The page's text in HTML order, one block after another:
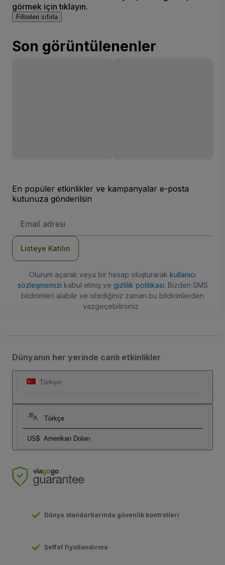
görmek için tıklayın.
Filtreleri sıfırla
Son görüntülenenler
En popüler etkinlikler ve kampanyalar e-posta
kutunuza gönderilsin
posta
Listeye Katılın
Oturum açarak veya bir hesap oluşturarak kullanıcı
sözleşmemizi kabul etmiş ve gizlilik politikası. Bizden SMS
bildirimleri alabilir ve istediğiniz zaman bu bildirimlerden
vazgeçebilirsiniz.
Dünyanın her yerinde canlı etkinlikler
Türkiye
Türkçe
US$ Amerikan Doları
Dünya standartlarında güvenlik kontrolleri
Şeffaf fiyatlandırma